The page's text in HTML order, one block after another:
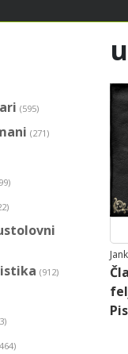
(595)
(271)
(912)